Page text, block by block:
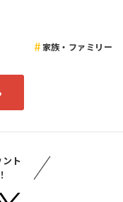
家族・ファミリー
ト